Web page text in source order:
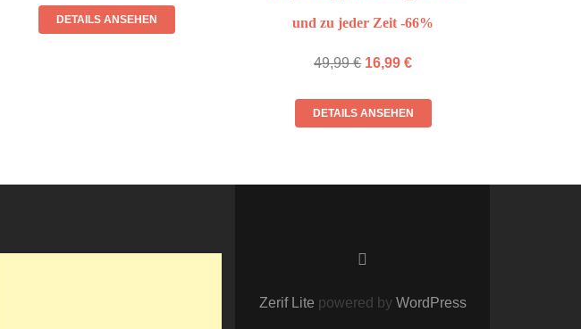
DETAILS ANSEHEN und zu jeder Zeit -66%
49,99€ 16,99€
DETAILS ANSEHEN
Zerif Lite powered byWordPress